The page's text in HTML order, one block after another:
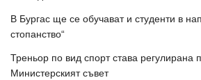
В Бургас ще се обучават и студенти в
стопанство“
Треньор по вид спорт става
Министерският съвет